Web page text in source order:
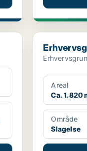
Areal
Ca. 1.820
Område
Slagelse